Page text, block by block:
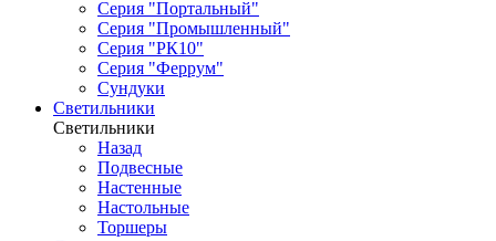
Серия "Портальный"
Серия "Промышленный"
Серия "РК10"
Серия "Феррум"
Сундуки
Светильники
Светильники
Назад
Подвесные
Настенные
Настольные
Торшеры